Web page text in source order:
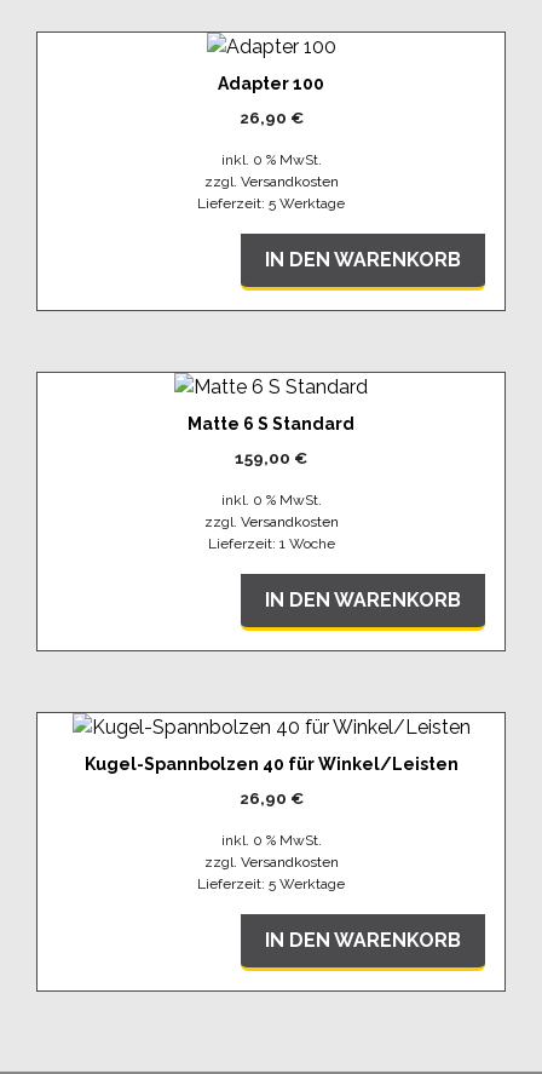
Adapter 100
26,90 €
inkl. 0 % MwSt.
zzgl. Versandkosten
Lieferzeit: 5 Werktage
IN DEN WARENKORB
Matte 6 S Standard
159,00 €
inkl. 0 % MwSt.
zzgl. Versandkosten
Lieferzeit: 1 Woche
IN DEN WARENKORB
Kugel-Spannbolzen 40 für Winkel/Leisten
26,90 €
inkl. 0 % MwSt.
zzgl. Versandkosten
Lieferzeit: 5 Werktage
IN DEN WARENKORB